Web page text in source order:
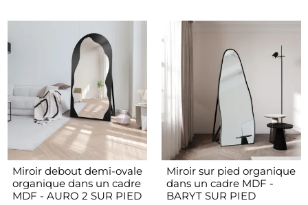
Miroir debout demi-ovale
organique dans un cadre
MDF - AURO 2 SUR PIED
Miroir sur pied organique
dans un cadre MDF -
BARYT SUR PIED